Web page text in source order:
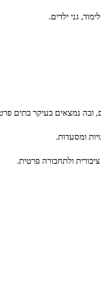
גני ילדים.
נמצאים בעיקר בתים
ומסעדות.